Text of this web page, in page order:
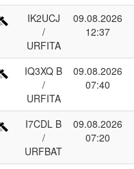
IK2UCJ
/
URFITA
09.08.2026
12:37
IQ3XQ B
/
URFITA
09.08.2026
07:40
I7CDL B
/
URFBAT
09.08.2026
07:20